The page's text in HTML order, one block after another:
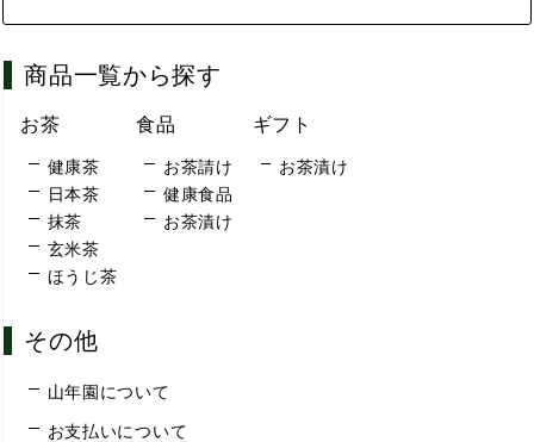
商品一覧から探す
お茶
健康茶
日本茶
抹茶
玄米茶
ほうじ茶
食品
お茶請け
健康食品
お茶漬け
ギフト
お茶漬け
その他
山年園について
お支払いについて